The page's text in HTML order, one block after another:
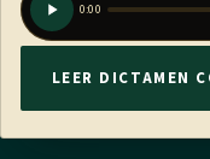
0:00
LEER DICTAMEN